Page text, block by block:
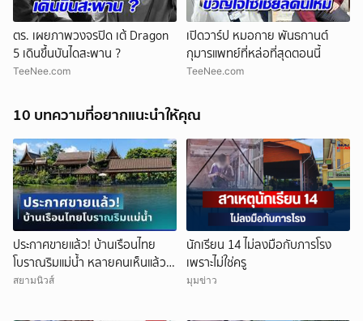
ตร. เผยภาพวงจรปิด เต้ Dragon
5 เดินขึ้นบันไดสะพาน ?
TeeNee.com
เปิดวาร์ป หมอกาย พันธกานต์
กุมารแพทย์ที่หล่อที่สุดตอนนี้
TeeNee.com
10 บทความที่อยากแนะนำให้คุณ
ประกาศขายแล้ว! บ้านเรือนไทย
โบราณริมแม่น้ำ หลายคนเห็นแล้ว
จำได้ เคยเป็นฉากหนังดัง
สยามนิวส์
นักเรียน 14 ไม่ลงมือกับภารโรง
เพราะไม่ใช่ครู
มุมข่าว